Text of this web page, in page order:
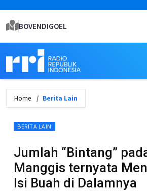
BOVENDIGOEL
Home Berita Lain
BERITA LAIN
Jumlah “Bintang”
Manggis ternyata
Isi Buah di Dalamnya